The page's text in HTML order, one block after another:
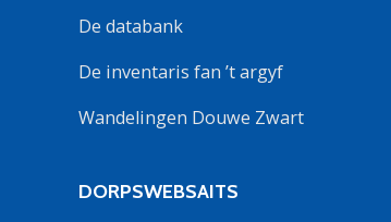
De databank
De inventaris fan ’t argyf
Wandelingen Douwe Zwart
DORPSWEBSAITS